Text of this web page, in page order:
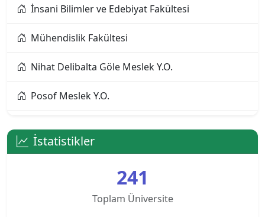
Amasya Üniversitesi
Anadolu Üniversitesi
Ankara Bilim Üniversitesi
Ankara Hacı Bayram Veli Üniversitesi
Ankara Müzik ve Güzel Sanatlar Üniversitesi
Ankara Sosyal Bilimler Üniversitesi
İnsani Bilimler ve Edebiyat Fakültesi
Mühendislik Fakültesi
Nihat Delibalta Göle Meslek Y.O.
Posof Meslek Y.O.
Sağlık Hizmetleri Meslek Y.O.
Sosyal Bilimler Meslek Y.O.
İstatistikler
241
Toplam Üniversite